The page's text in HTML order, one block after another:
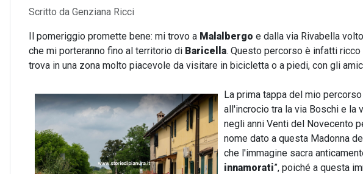
Dettagli
Scritto da Genziana Ricci
Il pomeriggio promette bene: mi trovo a Malalbergo e dalla via Rivabella
che mi porteranno fino al territorio di Baricella. Questo percorso è infatti
trova in una zona molto piacevole da visitare in bicicletta o a piedi, con gli
La prima tappa del mio
all'incrocio tra la via Boschi e la
negli anni Venti del Novecento
nome dato a questa Madonna
che l'immagine sacra
innamorati”, poiché a questa